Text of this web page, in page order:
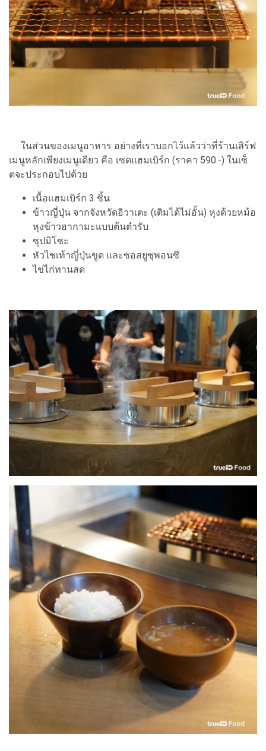
ในส่วนของเมนูอาหาร อย่างที่เราบอกไว้แล้วว่าที่ร้านเสิร์ฟ
เมนูหลักเพียงเมนูเดียว คือ เซตแฮมเบิร์ก (ราคา 590.-) ในเซ็
ตจะประกอบไปด้วย
เนื้อแฮมเบิร์ก 3 ชิ้น
ข้าวญี่ปุ่น จากจังหวัดอิวาเตะ (เติมได้ไม่อั้น) หุงด้วยหม้อ
หุงข้าวฮากามะแบบต้นตำรับ
ซุปมิโซะ
หัวไชเท้าญี่ปุ่นขูด และซอสยูซุพอนซึ
ไข่ไก่ทานสด